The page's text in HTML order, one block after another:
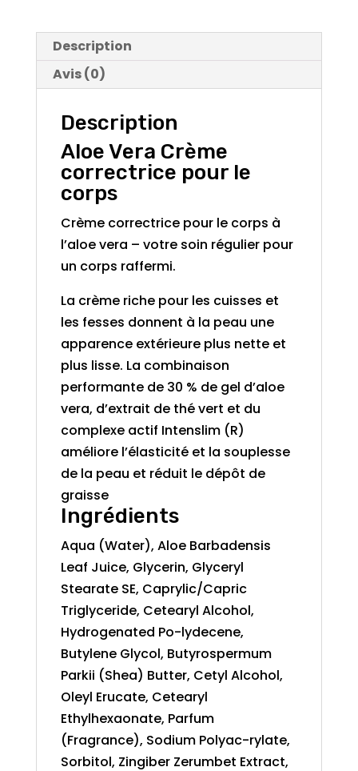
Description
Avis (0)
Description
Aloe Vera Crème
correctrice pour le
corps
Crème correctrice pour le corps à
l’aloe vera – votre soin régulier pour
un corps raffermi.
La crème riche pour les cuisses et
les fesses donnent à la peau une
apparence extérieure plus nette et
plus lisse. La combinaison
performante de 30 % de gel d’aloe
vera, d’extrait de thé vert et du
complexe actif Intenslim (R)
améliore l’élasticité et la souplesse
de la peau et réduit le dépôt de
graisse
Ingrédients
Aqua (Water), Aloe Barbadensis
Leaf Juice, Glycerin, Glyceryl
Stearate SE, Caprylic/Capric
Triglyceride, Cetearyl Alcohol,
Hydrogenated Po-lydecene,
Butylene Glycol, Butyrospermum
Parkii (Shea) Butter, Cetyl Alcohol,
Oleyl Erucate, Cetearyl
Ethylhexaonate, Parfum
(Fragrance), Sodium Polyac-rylate,
Sorbitol, Zingiber Zerumbet Extract,